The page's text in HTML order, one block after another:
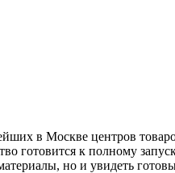
в Москве центров
готовится к полному
но и увидеть